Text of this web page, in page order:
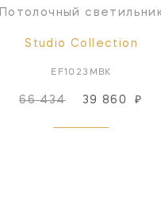
Потолочный
Studio Collection
EF1023MBK
66 434 39 860 ₽